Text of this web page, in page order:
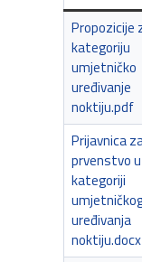
Propozicije
kategoriju
umjetničko
uređivanje
noktiju.pdf
Prijavnica
prvenstvo u
kategoriji
uređivanja
noktiju.docx